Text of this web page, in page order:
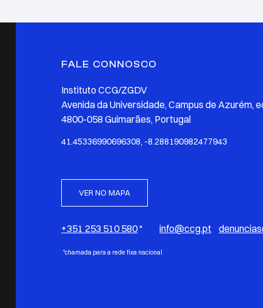
FALE CONNOSCO
Instituto CCG/ZGDV
Avenida da Universidade, Campus de Azurém,
4800-058 Guimarães, Portugal
41.45336990696308, -8.288190982477943
VER NO MAPA
+351 253 510 580* info@ccg.pt
*chamada para a rede fixa nacional